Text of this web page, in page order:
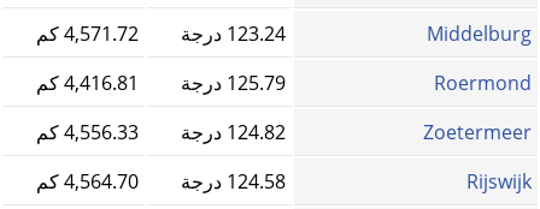
Middelburg
123.24 درجة
4,571.72 كم
Roermond
125.79 درجة
4,416.81 كم
Zoetermeer
124.82 درجة
4,556.33 كم
Rijswijk
124.58 درجة
4,564.70 كم